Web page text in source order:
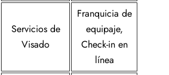
Servicios de
Visado
Franquicia de
equipaje,
Check-in en
línea